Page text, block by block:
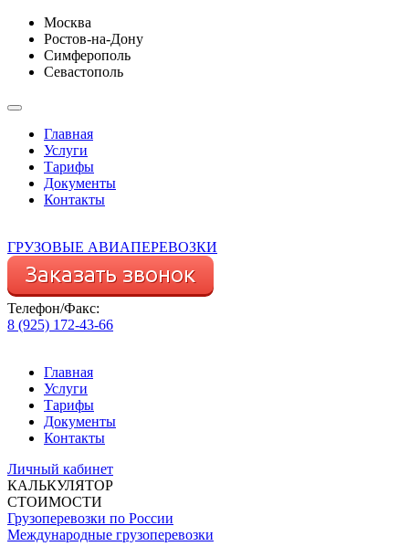
Москва
Ростов-на-Дону
Симферополь
Севастополь
Главная
Услуги
Тарифы
Документы
Контакты
ГРУЗОВЫЕ АВИАПЕРЕВОЗКИ
Телефон/Факс:
8 (925) 172-43-66
Главная
Услуги
Тарифы
Документы
Контакты
Личный кабинет
КАЛЬКУЛЯТОР
СТОИМОСТИ
Грузоперевозки по России
Международные грузоперевозки